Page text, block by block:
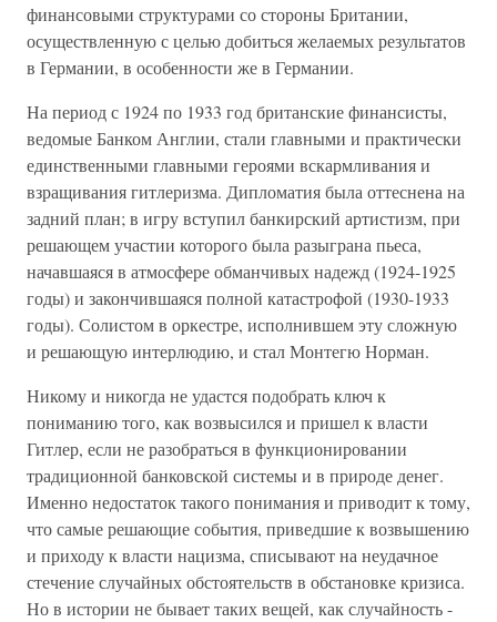
финансовыми структурами со стороны Британии,
осуществленную с целью добиться желаемых результатов
в Германии, в особенности же в Германии.
На период с 1924 по 1933 год британские финансисты,
ведомые Банком Англии, стали главными и практически
единственными главными героями вскармливания и
взращивания гитлеризма. Дипломатия была оттеснена на
задний план; в игру вступил банкирский артистизм, при
решающем участии которого была разыграна пьеса,
начавшаяся в атмосфере обманчивых надежд (1924-1925
годы) и закончившаяся полной катастрофой (1930-1933
годы). Солистом в оркестре, исполнившем эту сложную
и решающую интерлюдию, и стал Монтегю Норман.
Никому и никогда не удастся подобрать ключ к
пониманию того, как возвысился и пришел к власти
Гитлер, если не разобраться в функционировании
традиционной банковской системы и в природе денег.
Именно недостаток такого понимания и приводит к тому,
что самые решающие события, приведшие к возвышению
и приходу к власти нацизма, списывают на неудачное
стечение случайных обстоятельств в обстановке кризиса.
Но в истории не бывает таких вещей, как случайность -